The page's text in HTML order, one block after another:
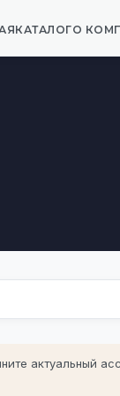
КАТАЛОГО
актуальный